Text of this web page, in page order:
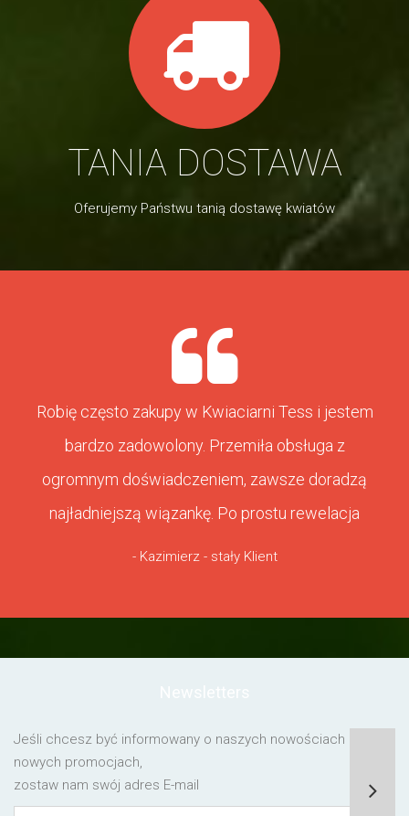
TANIA DOSTAWA
Oferujemy Państwu tanią dostawę kwiatów
Robię często zakupy w Kwiaciarni Tess i jestem
bardzo zadowolony. Przemiła obsługa z
ogromnym doświadczeniem, zawsze doradzą
najładniejszą wiązankę. Po prostu rewelacja
- Kazimierz - stały Klient
Jeśli chcesz być informowany o naszych nowościach lub o
nowych promocjach,
zostaw nam swój adres E-mail